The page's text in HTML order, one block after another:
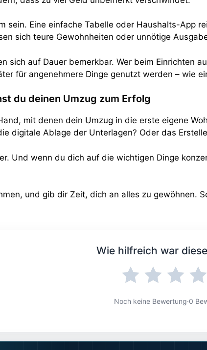
sein. Eine einfache Tabelle oder Haushalts-App
sich teure Gewohnheiten oder unnötige
sich auf Dauer bemerkbar. Wer beim
für angenehmere Dinge genutzt werden – wie
du deinen Umzug zum Erfolg
mit denen dein Umzug in die erste eigene
digitale Ablage der Unterlagen? Oder das
Und wenn du dich auf die wichtigen Dinge
und gib dir Zeit, dich an alles zu gewöhnen.
Wie hilfreich war
Noch keine Bewertung·0